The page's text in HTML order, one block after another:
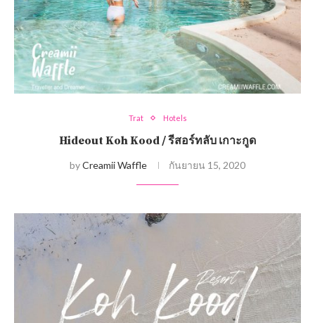
Trat Hotels
Hideout Koh Kood / รีสอร์ทลับ เกาะกูด
byCreamii Waffle กันยายน 15, 2020